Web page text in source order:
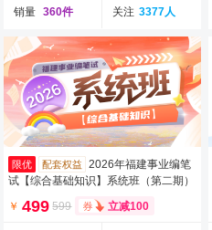
销量 360件 关注 3377人
限优 配套权益
2026年福建事业编笔
试【综合基础知识】系统班（第二期）
￥ 499 599 立减100